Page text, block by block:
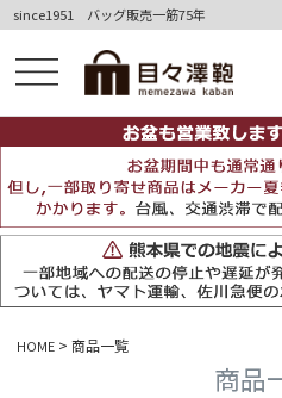
since1951 バッグ販売一筋75年
HOME 商品一覧
商品